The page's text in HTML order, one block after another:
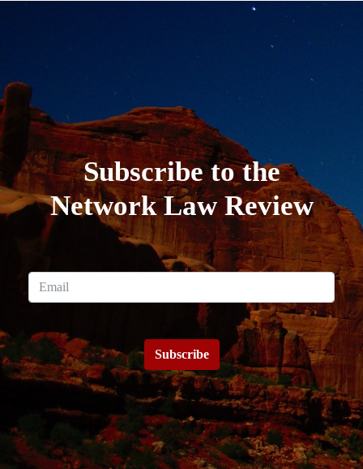
Subscribe to the
Network Law Review
Subscribe